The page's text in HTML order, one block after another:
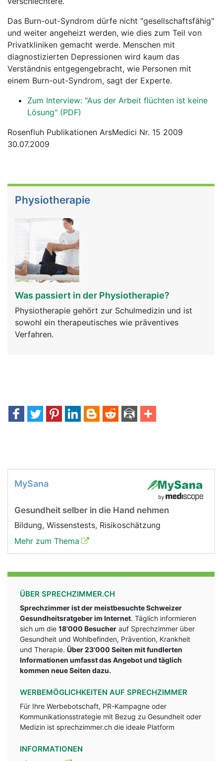
Das Burn-out-Syndrom dürfe nicht "gesellschaftsfähig"
und weiter angeheizt werden, wie dies zum Teil von
Privatkliniken gemacht werde. Menschen mit
diagnostizierten Depressionen wird kaum das
Verständnis entgegengebracht, wie Personen mit
einem Burn-out-Syndrom, sagt der Experte.
Zum Interview: "Aus der Arbeit flüchten ist keine
Lösung" (PDF)
Rosenfluh Publikationen ArsMedici Nr. 15 2009
30.07.2009
Physiotherapie
Was passiert in der Physiotherapie?
Physiotherapie gehört zur Schulmedizin und ist
sowohl ein therapeutisches wie präventives
Verfahren.
MySana
Gesundheit selber in die Hand nehmen
Bildung, Wissenstests, Risikoschätzung
Mehr zum Thema
ÜBER SPRECHZIMMER.CH
Sprechzimmer ist der meistbesuchte Schweizer
Gesundheitsratgeber im Internet. Täglich informieren
sich um die 18'000 Besucher auf Sprechzimmer über
Gesundheit und Wohlbefinden, Prävention, Krankheit
und Therapie. Über 23'000 Seiten mit fundlerten
Informationen umfasst das Angebot und täglich
kommen neue Seiten dazu.
WERBEMÖGLICHKEITEN AUF SPRECHZIMMER
Für Ihre Werbebotschaft, PR-Kampagne oder
Kommunikationsstrategie mit Bezug zu Gesundheit oder
Medizin ist sprechzimmer.ch die ideale Platform
INFORMATIONEN